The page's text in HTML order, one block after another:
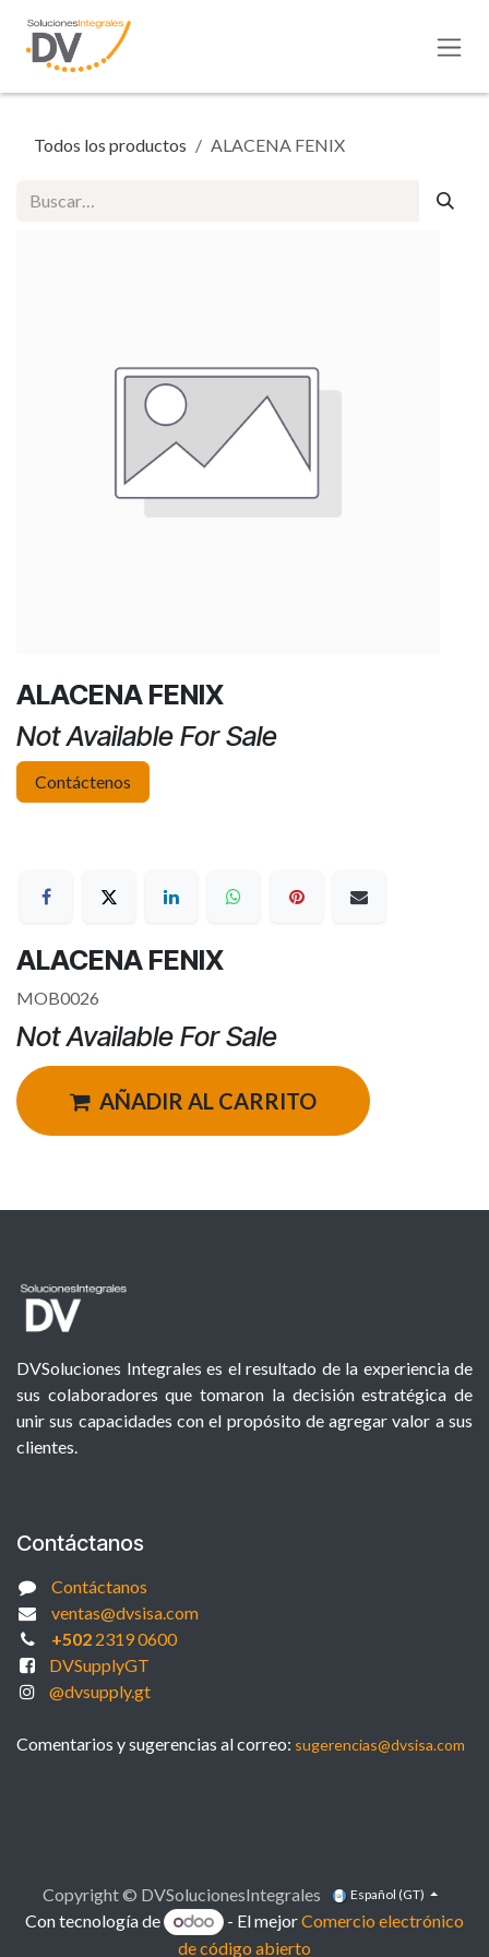
Todos los productos ALACENA FENIX
ALACENA FENIX
Not Available For Sale
Contáctenos
ALACENA FENIX
MOB0026
Not Available For Sale
AÑADIR AL CARRITO
DVSoluciones Integrales es el resultado de la experiencia de
sus colaboradores que tomaron la decisión estratégica de
unir sus capacidades con el propósito de agregar valor a sus
clientes.
Contáctanos
Contáctanos
ventas@dvsisa.com
+5022319 0600
DVSupplyGT
@dvsupply.gt
Comentarios y sugerencias al correo: sugerencias@dvsisa.com
Copyright © DVSolucionesIntegrales Español (GT)
Con tecnología de - El mejorComercio electrónico
de código abierto